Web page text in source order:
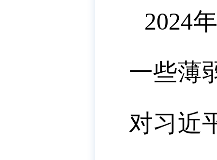
2024
一些薄
对习近